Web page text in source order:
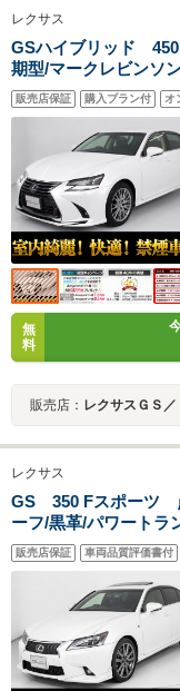
レクサス
GSハイブリッド
期型/マークレビンソ
リクラッシュ/レーダ
クリアランスソナー/
ネル/オットマン/冷暖
販売店保証 購入プラン付 オ
無
料
販売店： レクサスＧＳ／ＩＳ
レクサス
GS 350 Fスポーツ
ーフ/黒革/パワートラ
シュ/クリアランスソ
ー/シートメモリー/
ビ/Bluetooth/フルセグ
販売店保証 車両品質評価書付